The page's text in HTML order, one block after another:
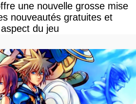
une nouvelle grosse mise
nouveautés gratuites et
du jeu